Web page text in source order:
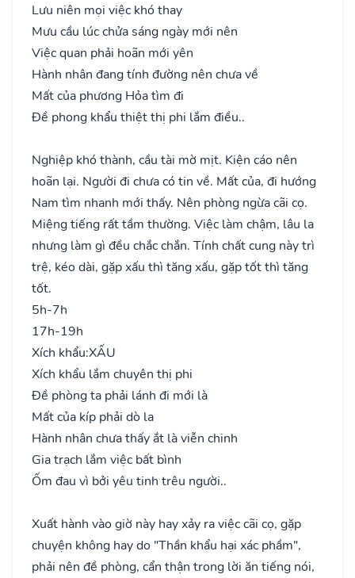
Lưu niên mọi việc khó thay
Mưu cầu lúc chửa sáng ngày mới nên
Việc quan phải hoãn mới yên
Hành nhân đang tính đường nên chưa về
Mất của phương Hỏa tìm đi
Đề phong khẩu thiệt thị phi lắm điều..
Nghiệp khó thành, cầu tài mờ mịt. Kiện cáo nên
hoãn lại. Người đi chưa có tin về. Mất của, đi hướng
Nam tìm nhanh mới thấy. Nên phòng ngừa cãi cọ.
Miệng tiếng rất tầm thường. Việc làm chậm, lâu la
nhưng làm gì đều chắc chắn. Tính chất cung này trì
trệ, kéo dài, gặp xấu thì tăng xấu, gặp tốt thì tăng
tốt.
5h-7h
17h-19h
Xích khẩu:XẤU
Xích khẩu lắm chuyên thị phi
Đề phòng ta phải lánh đi mới là
Mất của kíp phải dò la
Hành nhân chưa thấy ắt là viễn chinh
Gia trạch lắm việc bất bình
Ốm đau vì bởi yêu tinh trêu người..
Xuất hành vào giờ này hay xảy ra việc cãi cọ, gặp
chuyện không hay do "Thần khẩu hại xác phầm",
phải nên đề phòng, cẩn thận trong lời ăn tiếng nói,